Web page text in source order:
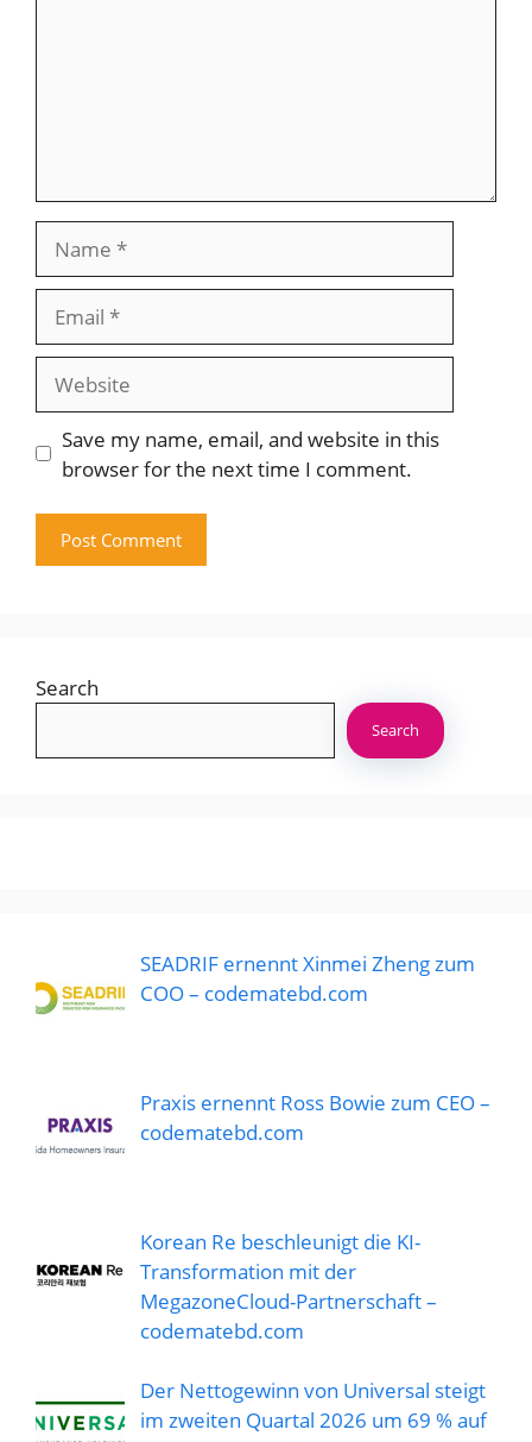
Website
Save my name, email, and website in this
browser for the next time I comment.
Search
Search
SEADRIF ernennt Xinmei Zheng zum
COO – codematebd.com
Praxis ernennt Ross Bowie zum CEO –
codematebd.com
Korean Re beschleunigt die KI-
Transformation mit der
MegazoneCloud-Partnerschaft –
codematebd.com
Der Nettogewinn von Universal steigt
im zweiten Quartal 2026 um 69 % auf